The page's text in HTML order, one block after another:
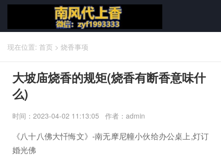
现在位置: 首页 > 烧香事项
大坡庙烧香的规矩(烧香有断香意味什
么)
时间：2023-04-02 11:13:05 作者：admin
《八十八佛大忏悔文》-南无摩尼幢小伙给办公桌上,灯订
婚光佛